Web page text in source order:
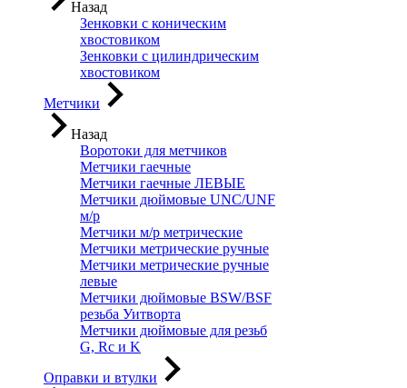
Назад
Зенковки с коническим
хвостовиком
Зенковки с цилиндрическим
хвостовиком
Метчики
Назад
Воротоки для метчиков
Метчики гаечные
Метчики гаечные ЛЕВЫЕ
Метчики дюймовые UNC/UNF
м/р
Метчики м/р метрические
Метчики метрические ручные
Метчики метрические ручные
левые
Метчики дюймовые BSW/BSF
резьба Уитворта
Метчики дюймовые для резьб
G, Rc и K
Оправки и втулки